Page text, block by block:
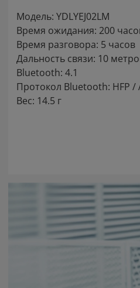
Модель: YDLYEJ02LM
Время ожидания: 200
Время разговора: 5 часов
Дальность связи: 10
Bluetooth: 4.1
Протокол Bluetooth: HFP /
Вес: 14.5 г